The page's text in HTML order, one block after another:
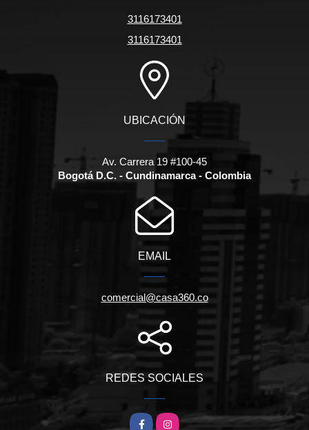
3116173401
3116173401
UBICACIÓN
Av. Carrera 19 #100-45
Bogotá D.C. - Cundinamarca - Colombia
EMAIL
comercial@casa360.co
REDES SOCIALES
FacebookInstagram